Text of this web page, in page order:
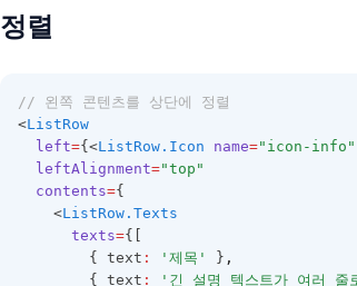
정렬
// 왼쪽 콘텐츠를 상단에 정렬
<ListRow
left={<ListRow.Icon name="icon-info"
leftAlignment="top"
contents={
    <
ListRow.Texts
texts={[
        { text
: '제목' } ,
        { text
: '긴 설명 텍스트가 여러 줄